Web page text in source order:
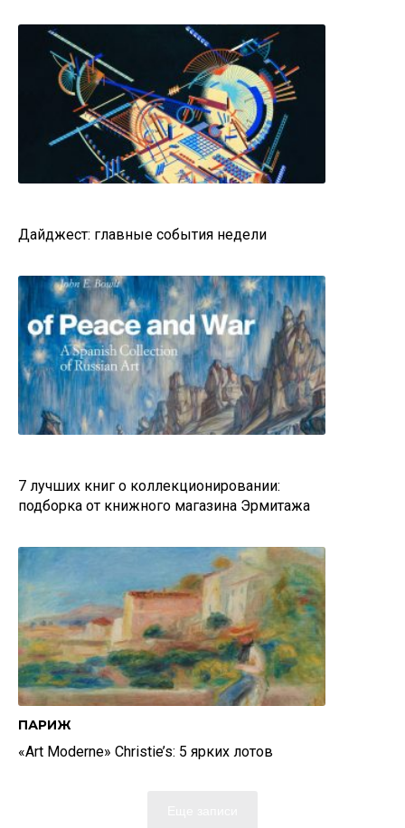
Дайджест: главные события недели
7 лучших книг о коллекционировании:
подборка от книжного магазина Эрмитажа
ПАРИЖ
«Art Moderne» Christie’s: 5 ярких лотов